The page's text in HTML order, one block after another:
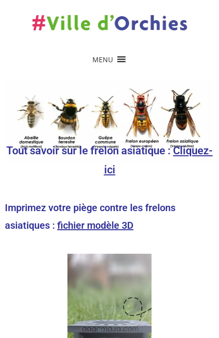
MENU
Tout savoir sur le frelon asiatique :Cliquez-
ici
Imprimez votre piège contre les frelons
asiatiques : fichier modèle 3D